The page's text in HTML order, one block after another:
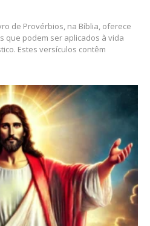
de Provérbios, na Bíblia, oferece
que podem ser aplicados à vida
Estes versículos contêm